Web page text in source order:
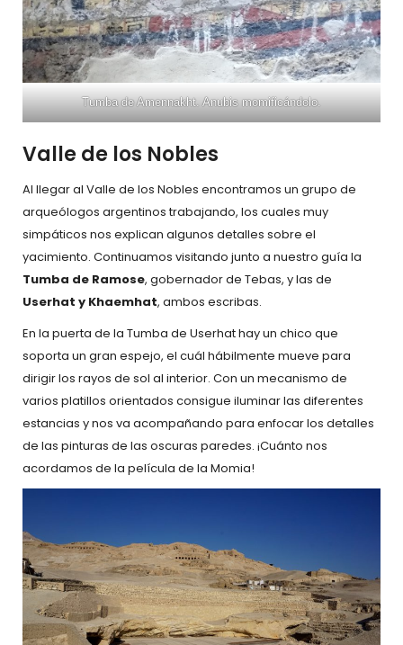
Tumba de Amennakht. Anubis momificándolo.
Valle de los Nobles
Al llegar al Valle de los Nobles encontramos un grupo de
arqueólogos argentinos trabajando, los cuales muy
simpáticos nos explican algunos detalles sobre el
yacimiento. Continuamos visitando junto a nuestro guía la
Tumba de Ramose, gobernador de Tebas, y las de
Userhat y Khaemhat, ambos escribas.
En la puerta de la Tumba de Userhat hay un chico que
soporta un gran espejo, el cuál hábilmente mueve para
dirigir los rayos de sol al interior. Con un mecanismo de
varios platillos orientados consigue iluminar las diferentes
estancias y nos va acompañando para enfocar los detalles
de las pinturas de las oscuras paredes. ¡Cuánto nos
acordamos de la película de la Momia!